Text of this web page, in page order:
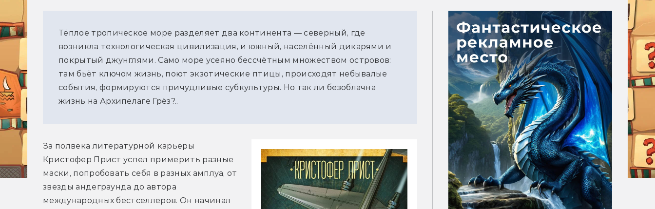
Тёплое тропическое море разделяет два континента — северный, где
возникла технологическая цивилизация, и южный, населённый дикарями и
покрытый джунглями. Само море усеяно бессчётным множеством островов:
там бьёт ключом жизнь, поют экзотические птицы, происходят небывалые
события, формируются причудливые субкультуры. Но так ли безоблачна
жизнь на Архипелаге Грёз?..
За полвека литературной карьеры
Кристофер Прист успел примерить разные
маски, попробовать себя в разных амплуа, от
звезды андеграунда до автора
международных бестселлеров. Он начинал